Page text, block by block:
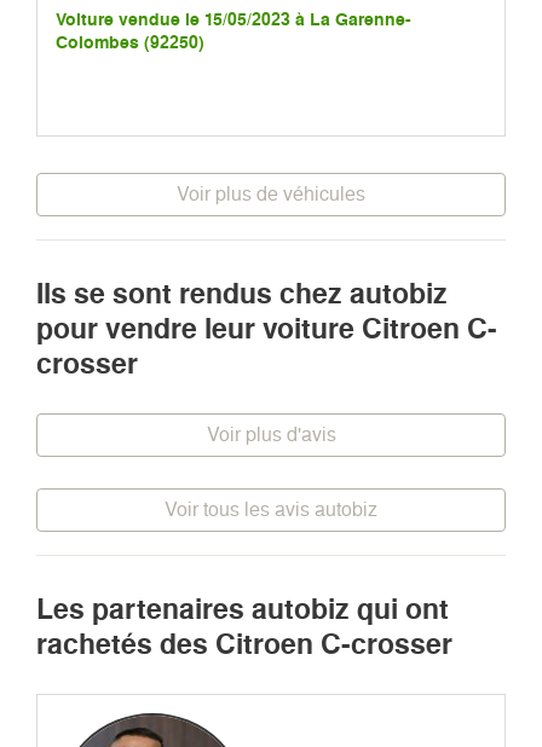
Voiture vendue le 15/05/2023 à La Garenne-
Colombes (92250)
Voir plus de véhicules
Ils se sont rendus chez autobiz
pour vendre leur voiture Citroen C-
crosser
Voir plus d'avis
Voir tous les avis autobiz
Les partenaires autobiz qui ont
rachetés des Citroen C-crosser